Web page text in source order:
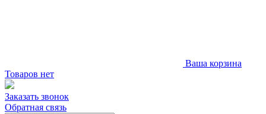
Ваша корзина
Товаров нет
Заказать звонок
Обратная связь